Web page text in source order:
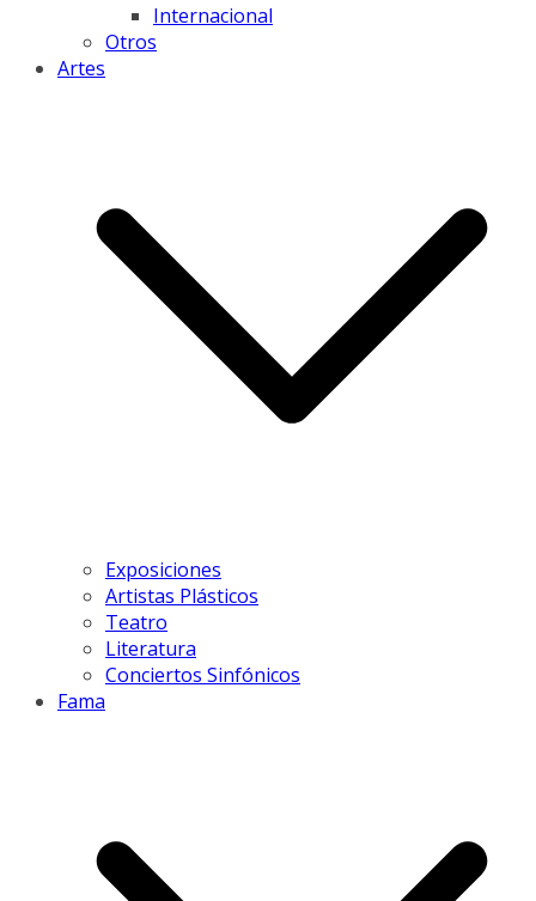
Internacional
Otros
Artes
Exposiciones
Artistas Plásticos
Teatro
Literatura
Conciertos Sinfónicos
Fama